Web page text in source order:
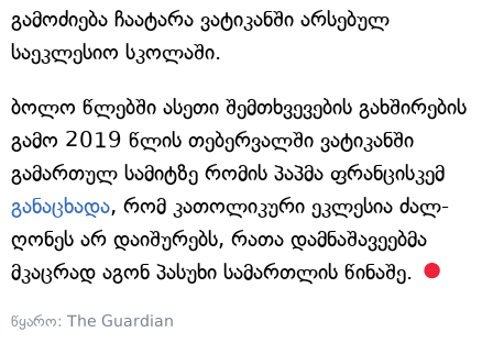
გამოძიება ჩაატარა ვატიკანში არსებულ
საეკლესიო სკოლაში.
ბოლო წლებში ასეთი შემთხვევების გახშირების
გამო 2019 წლის თებერვალში ვატიკანში
გამართულ სამიტზე რომის პაპმა ფრანცისკემ
განაცხადა, რომ კათოლიკური ეკლესია ძალ-
ღონეს არ დაიშურებს, რათა დამნაშავეებმა
მკაცრად აგონ პასუხი სამართლის წინაშე.
წყარო: The Guardian